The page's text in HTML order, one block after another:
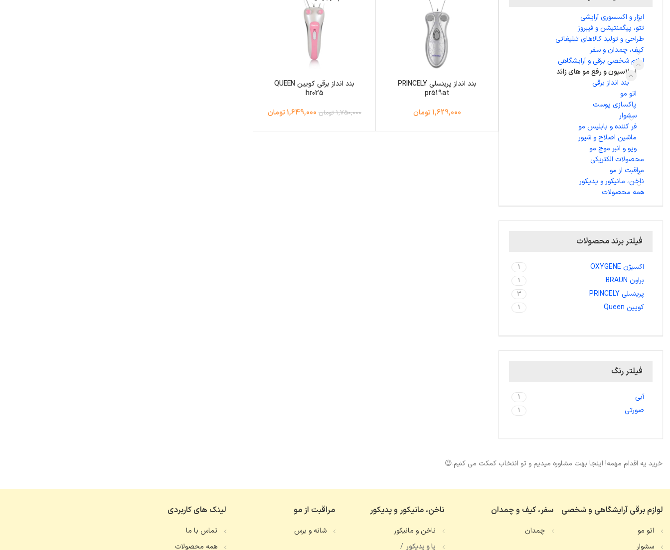
ابزار و اکسسوری آرایشی
تتو، پیگمنتیشن و فیبروز
طراحی و تولید کالاهای تبلیغاتی
کیف، چمدان و سفر
لوازم شخصی برقی و آرایشگاهی
اپیلاسیون و رفع مو های زائد
بند انداز برقی
اتو مو
پاکسازی پوست
سشوار
فر کننده و بابلیس مو
ماشین اصلاح و شیور
ویو و انبر موج مو
محصولات الکتریکی
مراقبت از مو
ناخن، مانیکور و پدیکور
همه محصولات
فیلتر برند محصولات
اکسیژن OXYGENE 1
براون BRAUN 1
پرینسلی PRINCELY 3
کویین Queen 1
فیلتر رنگ
آبی 1
صورتی 1
بند انداز پرینسلی PRINCELY
pr519at
1,629,000 تومان
بند انداز برقی کویین QUEEN
hr025
1,750,000 تومان 1,649,000 تومان
خرید یه اقدام مهمه! اینجا بهت مشاوره میدیم و تو انتخاب کمکت می کنیم.😉
لوازم برقی آرایشگاهی و شخصی
اتو مو
سشوار
سفر، کیف و چمدان
چمدان
ناخن، مانیکور و پدیکور
ناخن و مانیکور
پا و پدیکور
مراقبت از مو
شانه و برس
لینک های کاربردی
تماس با ما
همه محصولات